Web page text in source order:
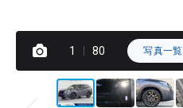
1 80 写真一覧